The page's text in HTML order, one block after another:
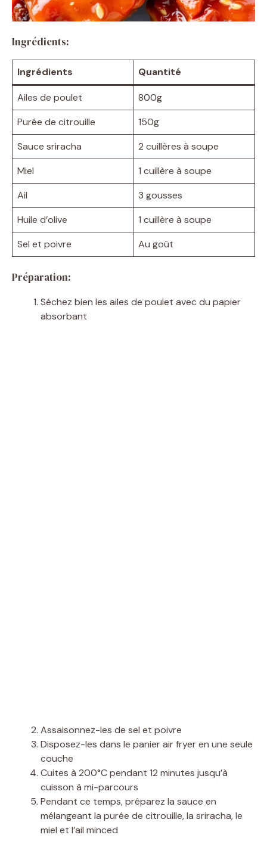
Ingrédients:
Ingrédients Quantité
Ailes de poulet
800g
Purée de citrouille
150g
Sauce sriracha
2 cuillères à soupe
Miel
1 cuillère à soupe
Ail
3 gousses
Huile d’olive
1 cuillère à soupe
Sel et poivre
Au goût
Préparation:
Séchez bien les ailes de poulet avec du papier
absorbant
Assaisonnez-les de sel et poivre
Disposez-les dans le panier air fryer en une seule
couche
Cuites à 200°C pendant 12 minutes jusqu’à
cuisson à mi-parcours
Pendant ce temps, préparez la sauce en
mélangeant la purée de citrouille, la sriracha, le
miel et l’ail minced